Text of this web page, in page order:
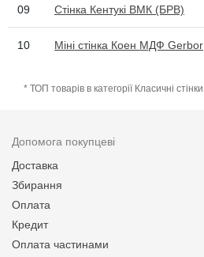
09 Стінка Кентукі ВМК (БРВ)
10 Міні стінка Коен МДФ Gerbor
* ТОП товарів в категорії Класичні стінки
Допомога покупцеві
Доставка
Збирання
Оплата
Кредит
Оплата частинами